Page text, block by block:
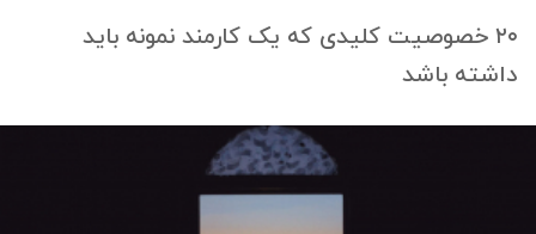
۲۰ خصوصیت کلیدی که یک کارمند نمونه باید
داشته باشد